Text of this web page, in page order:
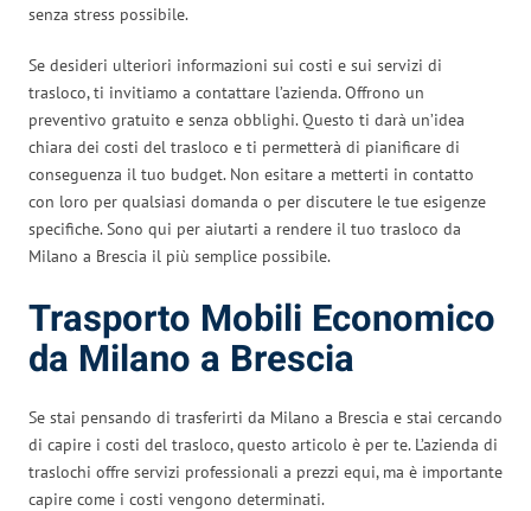
senza stress possibile.
Se desideri ulteriori informazioni sui costi e sui servizi di
trasloco, ti invitiamo a contattare l’azienda. Offrono un
preventivo gratuito e senza obblighi. Questo ti darà un’idea
chiara dei costi del trasloco e ti permetterà di pianificare di
conseguenza il tuo budget. Non esitare a metterti in contatto
con loro per qualsiasi domanda o per discutere le tue esigenze
specifiche. Sono qui per aiutarti a rendere il tuo trasloco da
Milano a Brescia il più semplice possibile.
Trasporto Mobili Economico
da Milano a Brescia
Se stai pensando di trasferirti da Milano a Brescia e stai cercando
di capire i costi del trasloco, questo articolo è per te. L’azienda di
traslochi offre servizi professionali a prezzi equi, ma è importante
capire come i costi vengono determinati.